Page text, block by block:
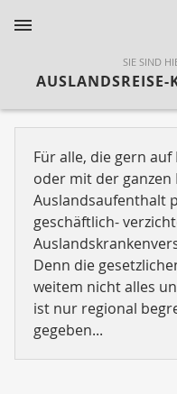
SIE SIND
AUSLANDSREISE-
Für alle, die gern
oder mit der ganzen
Auslandsaufenthalt
geschäftlich-
Denn die
weitem nicht alles
ist nur regional
gegeben...